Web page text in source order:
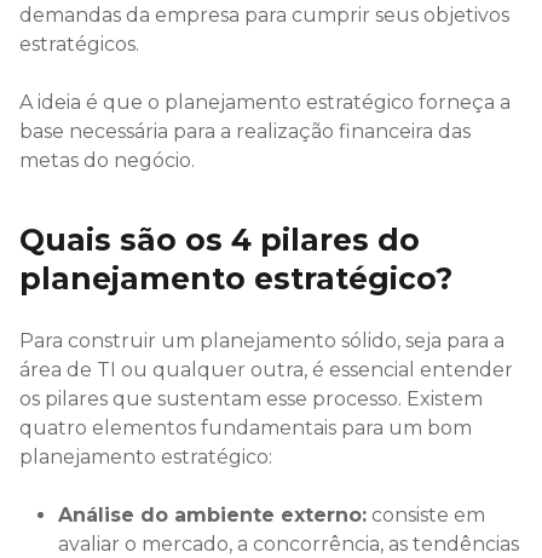
demandas da empresa para cumprir seus objetivos
estratégicos.
A ideia é que o planejamento estratégico forneça a
base necessária para a realização financeira das
metas do negócio.
Quais são os 4 pilares do
planejamento estratégico?
Para construir um planejamento sólido, seja para a
área de TI ou qualquer outra, é essencial entender
os pilares que sustentam esse processo. Existem
quatro elementos fundamentais para um bom
planejamento estratégico:
Análise do ambiente externo: consiste em
avaliar o mercado, a concorrência, as tendências